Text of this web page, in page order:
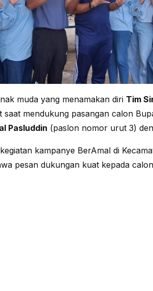
muda yang menamakan diri Tim
saat mendukung pasangan calon
Pasluddin (paslon nomor urut 3)
kampanye BerAmal di
pesan dukungan kuat kepada